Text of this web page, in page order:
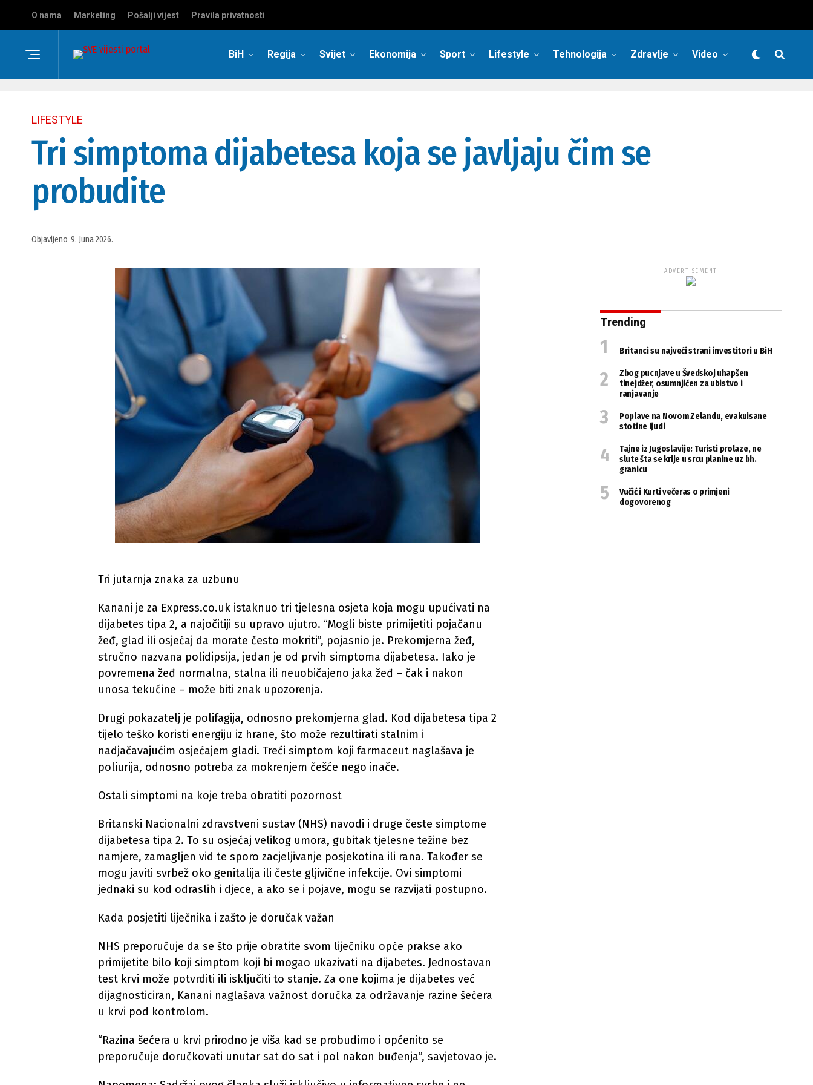
O nama Marketing Pošalji vijest Pravila privatnosti
BiH Regija Svijet Ekonomija Sport Lifestyle Tehnologija Zdravlje Video
LIFESTYLE
Tri simptoma dijabetesa koja se javljaju čim se
probudite
Objavljeno 9. Juna 2026.
Tri jutarnja znaka za uzbunu
Kanani je za Express.co.uk istaknuo tri tjelesna osjeta koja mogu upućivati na
dijabetes tipa 2, a najočitiji su upravo ujutro. “Mogli biste primijetiti pojačanu
žeđ, glad ili osjećaj da morate često mokriti”, pojasnio je. Prekomjerna žeđ,
stručno nazvana polidipsija, jedan je od prvih simptoma dijabetesa. Iako je
povremena žeđ normalna, stalna ili neuobičajeno jaka žeđ – čak i nakon
unosa tekućine – može biti znak upozorenja.
Drugi pokazatelj je polifagija, odnosno prekomjerna glad. Kod dijabetesa tipa 2
tijelo teško koristi energiju iz hrane, što može rezultirati stalnim i
nadjačavajućim osjećajem gladi. Treći simptom koji farmaceut naglašava je
poliurija, odnosno potreba za mokrenjem češće nego inače.
Ostali simptomi na koje treba obratiti pozornost
Britanski Nacionalni zdravstveni sustav (NHS) navodi i druge česte simptome
dijabetesa tipa 2. To su osjećaj velikog umora, gubitak tjelesne težine bez
namjere, zamagljen vid te sporo zacjeljivanje posjekotina ili rana. Također se
mogu javiti svrbež oko genitalija ili česte gljivične infekcije. Ovi simptomi
jednaki su kod odraslih i djece, a ako se i pojave, mogu se razvijati postupno.
Kada posjetiti liječnika i zašto je doručak važan
NHS preporučuje da se što prije obratite svom liječniku opće prakse ako
primijetite bilo koji simptom koji bi mogao ukazivati na dijabetes. Jednostavan
test krvi može potvrditi ili isključiti to stanje. Za one kojima je dijabetes već
dijagnosticiran, Kanani naglašava važnost doručka za održavanje razine šećera
u krvi pod kontrolom.
“Razina šećera u krvi prirodno je viša kad se probudimo i općenito se
preporučuje doručkovati unutar sat do sat i pol nakon buđenja”, savjetovao je.
ADVERTISEMENT
Trending
Britanci su najveći strani investitori u BiH
Zbog pucnjave u Švedskoj uhapšen
tinejdžer, osumnjičen za ubistvo i
ranjavanje
Poplave na Novom Zelandu, evakuisane
stotine ljudi
Tajne iz Jugoslavije: Turisti prolaze, ne
slute šta se krije u srcu planine uz bh.
granicu
Vučić i Kurti večeras o primjeni
dogovorenog